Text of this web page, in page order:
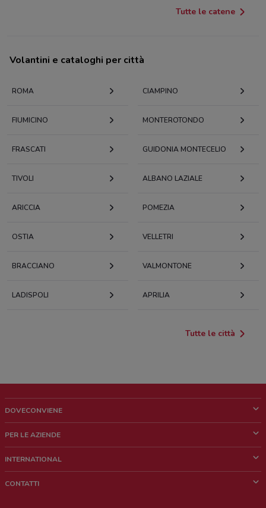
Tutte le catene
Volantini e cataloghi per città
ROMA CIAMPINO
FIUMICINO MONTEROTONDO
FRASCATI GUIDONIA MONTECELIO
TIVOLI ALBANO LAZIALE
ARICCIA POMEZIA
OSTIA VELLETRI
BRACCIANO VALMONTONE
LADISPOLI APRILIA
Tutte le città
DOVECONVIENE
Chi siamo
Lavora con noi
PER LE AZIENDE
Richieste commerciali e marketing
INTERNATIONAL
CONTATTI